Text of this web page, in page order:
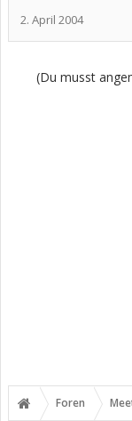
2. April 2004
(Du musst
Foren